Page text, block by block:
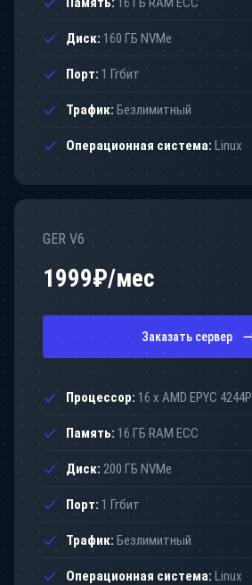
Диск: 160 ГБ NVMe
Порт: 1 Ггбит
Трафик: Безлимитный
Операционная система: Linux
GER V6
1999₽/мес
Заказать сервер
Процессор: 16 x AMD EPYC 4244P
Память: 16 ГБ RAM ECC
Диск: 200 ГБ NVMe
Порт: 1 Ггбит
Трафик: Безлимитный
Операционная система: Linux